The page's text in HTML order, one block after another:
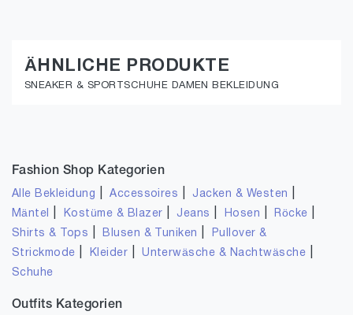
ÄHNLICHE PRODUKTE
SNEAKER & SPORTSCHUHE DAMEN BEKLEIDUNG
Fashion Shop Kategorien
Alle Bekleidung |Accessoires Jacken & Westen
Mäntel Kostüme & Blazer Jeans Hosen Röcke
Shirts & Tops Blusen & Tuniken
Pullover &
Strickmode
Kleider |Unterwäsche & Nachtwäsche
Schuhe
Outfits Kategorien